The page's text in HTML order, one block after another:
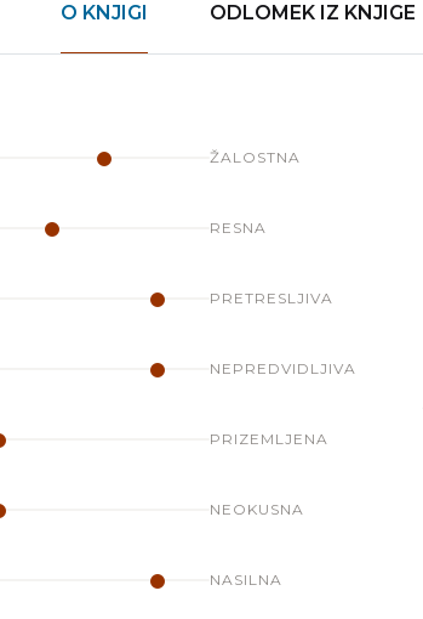
O KNJIGI ODLOMEK IZ KNJIGE
ŽALOSTNA
RESNA
PRETRESLJIVA
NEPREDVIDLJIVA
PRIZEMLJENA
NEOKUSNA
NASILNA